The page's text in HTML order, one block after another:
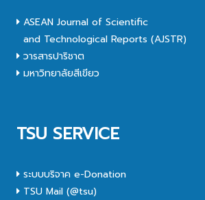
ASEAN Journal of Scientific
and Technological Reports (AJSTR)
วารสารปาริชาต
มหาวิทยาลัยสีเขียว
TSU SERVICE
ระบบบริจาค e-Donation
TSU Mail (@tsu)